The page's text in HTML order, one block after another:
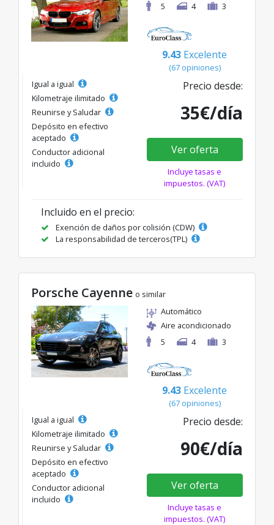
5
4 3
9.43 Excelente
(67 opiniones)
Igual a igual
Kilometraje ilimitado
Reunirse y Saludar
Depósito en efectivo
aceptado
Conductor adicional
incluido
Precio desde:
35€/día
Ver oferta
Incluye tasas e
impuestos. (VAT)
Incluido en el precio:
Exención de daños por colisión (CDW)
La responsabilidad de terceros(TPL)
Porsche Cayenne o similar
Automático
Aire acondicionado
5
4 3
9.43 Excelente
(67 opiniones)
Igual a igual
Kilometraje ilimitado
Reunirse y Saludar
Depósito en efectivo
aceptado
Conductor adicional
incluido
Precio desde:
90€/día
Ver oferta
Incluye tasas e
impuestos. (VAT)